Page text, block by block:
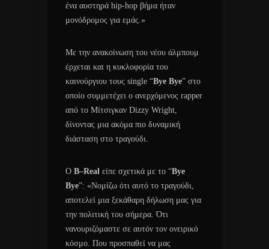
ένα αυστηρά hip-hop βήμα ήταν
μονόδρομος για εμάς.»
Με την ανακοίνωση του νέου άλμπουμ
έρχεται και η κυκλοφορία του
καινούργιου τους single “Bye Bye” στο
οποίο συμμετέχει ο ανερχόμενος rapper
από το Μίτσιγκαν Dizzy Wright,
δίνοντας μια ακόμα πιο δυναμική
διάσταση στο τραγούδι.
Ο B–Real είπε σχετικά με το “Bye
Bye”: «Νομίζω ότι αυτό το τραγούδι,
αποτελεί μια ξεκάθαρη δήλωση μας για
την πολιτική του σήμερα. Ότι
νανουριζόμαστε σε αυτόν τον ονειρικό
κόσμο. Που προσπαθεί να μας